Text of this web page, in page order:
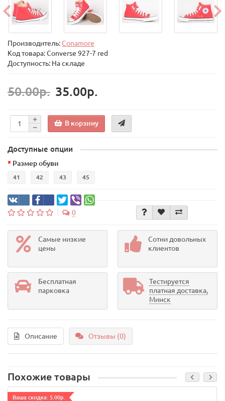
Производитель: Conamore
Код товара:Converse 927-7 red
Доступность: На складе
50.00р. 35.00р.
В корзину
Доступные опции
Размер обуви
41 42 43 45
0
Самые низкие
цены
Сотни довольных
клиентов
Бесплатная
парковка
Тестируется
платная доставка,
Минск
Описание Отзывы (0)
Похожие товары
Ваша скидка: 5.00р.